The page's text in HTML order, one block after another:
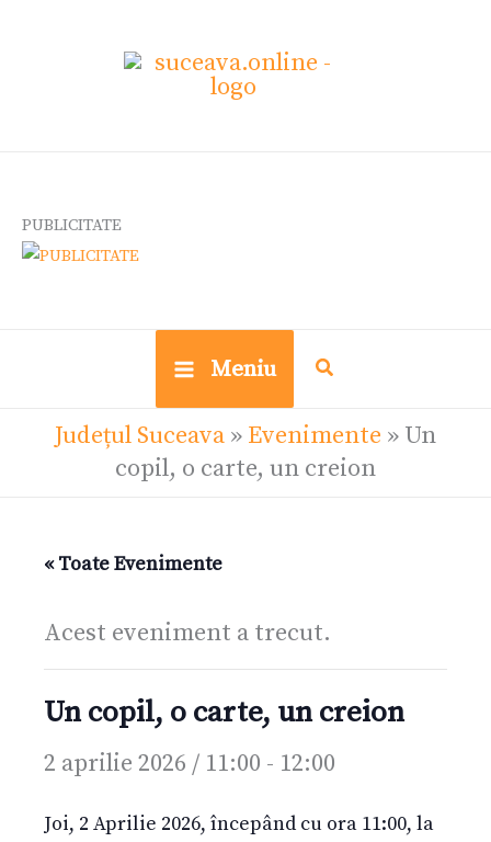
PUBLICITATE
Meniu
Județul Suceava » Evenimente » Un
copil, o carte, un creion
« Toate Evenimente
Acest eveniment a trecut.
Un copil, o carte, un creion
2 aprilie 2026 / 11:00 - 12:00
Joi, 2 Aprilie 2026, începând cu ora 11:00, la